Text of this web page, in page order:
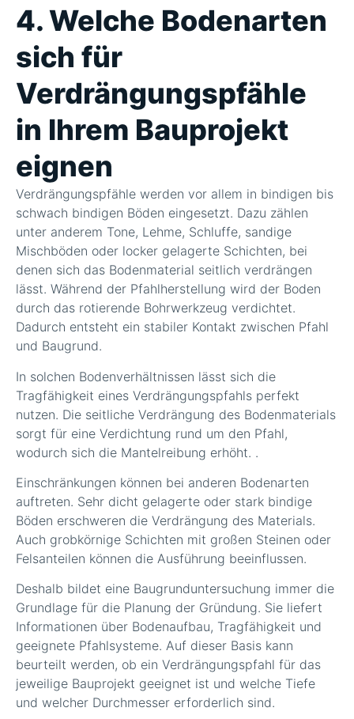
4. Welche Bodenarten
sich für
Verdrängungspfähle
in Ihrem Bauprojekt
eignen
Verdrängungspfähle werden vor allem in bindigen bis
schwach bindigen Böden eingesetzt. Dazu zählen
unter anderem Tone, Lehme, Schluffe, sandige
Mischböden oder locker gelagerte Schichten, bei
denen sich das Bodenmaterial seitlich verdrängen
lässt. Während der Pfahlherstellung wird der Boden
durch das rotierende Bohrwerkzeug verdichtet.
Dadurch entsteht ein stabiler Kontakt zwischen Pfahl
und Baugrund.
In solchen Bodenverhältnissen lässt sich die
Tragfähigkeit eines Verdrängungspfahls perfekt
nutzen. Die seitliche Verdrängung des Bodenmaterials
sorgt für eine Verdichtung rund um den Pfahl,
wodurch sich die Mantelreibung erhöht. .
Einschränkungen können bei anderen Bodenarten
auftreten. Sehr dicht gelagerte oder stark bindige
Böden erschweren die Verdrängung des Materials.
Auch grobkörnige Schichten mit großen Steinen oder
Felsanteilen können die Ausführung beeinflussen.
Deshalb bildet eine Baugrunduntersuchung immer die
Grundlage für die Planung der Gründung. Sie liefert
Informationen über Bodenaufbau, Tragfähigkeit und
geeignete Pfahlsysteme. Auf dieser Basis kann
beurteilt werden, ob ein Verdrängungspfahl für das
jeweilige Bauprojekt geeignet ist und welche Tiefe
und welcher Durchmesser erforderlich sind.